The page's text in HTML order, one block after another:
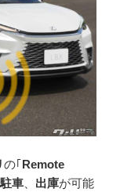
の｢Remote
駐車 出庫が可能